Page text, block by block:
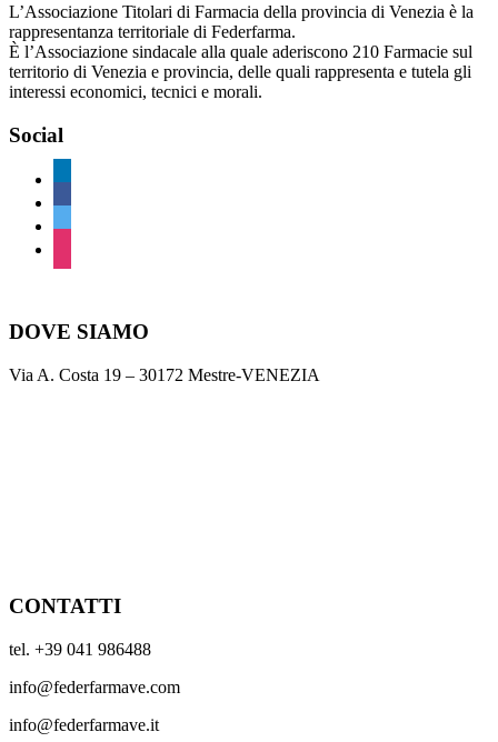
L’Associazione Titolari di Farmacia della provincia di Venezia è la
rappresentanza territoriale di Federfarma.
È l’Associazione sindacale alla quale aderiscono 210 Farmacie sul
territorio di Venezia e provincia, delle quali rappresenta e tutela gli
interessi economici, tecnici e morali.
Social
DOVE SIAMO
Via A. Costa 19 – 30172 Mestre-VENEZIA
CONTATTI
tel. +39 041 986488
info@federfarmave.com
info@federfarmave.it